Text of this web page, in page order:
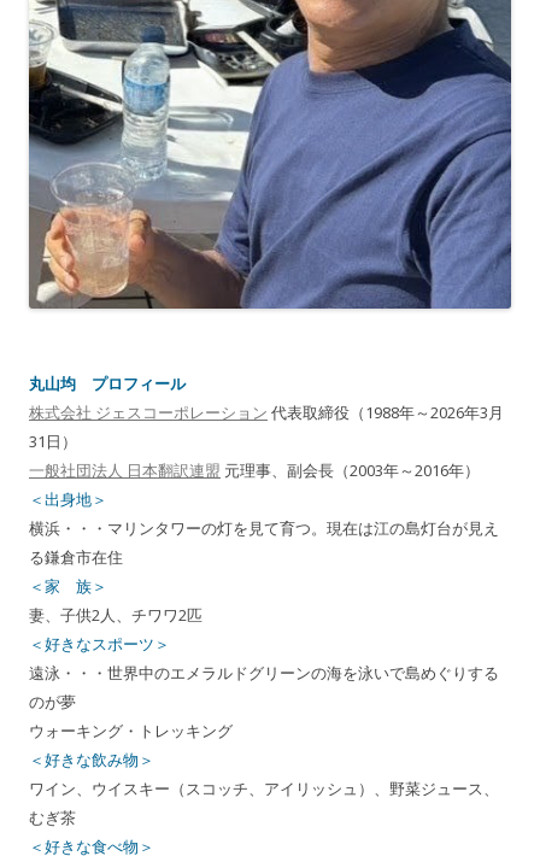
丸山均 プロフィール
株式会社 ジェスコーポレーション 代表取締役（1988年～2026年3月
31日）
一般社団法人 日本翻訳連盟 元理事、副会長（2003年～2016年）
＜出身地＞
横浜・・・マリンタワーの灯を見て育つ。現在は江の島灯台が見え
る鎌倉市在住
＜家 族＞
妻、子供2人、チワワ2匹
＜好きなスポーツ＞
遠泳・・・世界中のエメラルドグリーンの海を泳いで島めぐりする
のが夢
ウォーキング・トレッキング
＜好きな飲み物＞
ワイン、ウイスキー（スコッチ、アイリッシュ）、野菜ジュース、
むぎ茶
＜好きな食べ物＞